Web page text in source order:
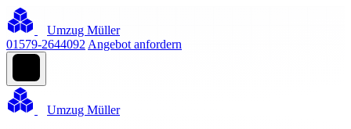
Umzug Müller
01579-2644092 Angebot anfordern
Umzug Müller